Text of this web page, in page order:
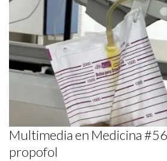
Multimedia en Medicina
propofol